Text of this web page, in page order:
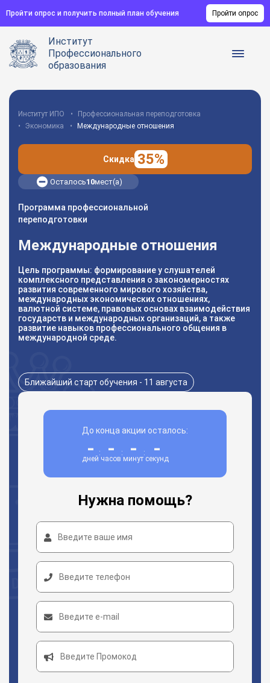
Пройти опрос и получить полный план обучения Пройти опрос
Институт
Профессионального
образования
Институт ИПО
Профессиональная переподготовка
Экономика
Международные отношения
Скидка 35%
Осталось10мест(а)
Программа профессиональной
переподготовки
Международные отношения
Цель программы: формирование у слушателей
комплексного представления о закономерностях
развития современного мирового хозяйства,
международных экономических отношениях,
валютной системе, правовых основах взаимодействия
государств и международных организаций, а также
развитие навыков профессионального общения в
международной среде.
Ближайший старт обучения - 11 августа
До конца акции осталось:
-
дней
: -
часов
: -
минут
: -
секунд
Нужна помощь?